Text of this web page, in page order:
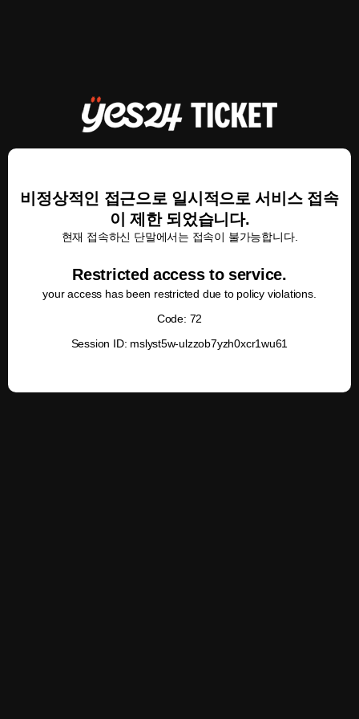
비정상적인 접근으로 일시적으로 서비스 접속
이 제한 되었습니다.
현재 접속하신 단말에서는 접속이 불가능합니다.
Restricted access to service.
your access has been restricted due to policy violations.
Code: 72
Session ID: mslyst5w-ulzzob7yzh0xcr1wu61